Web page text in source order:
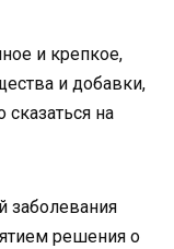
и крепкое,
и добавки,
на
заболевания
решения о